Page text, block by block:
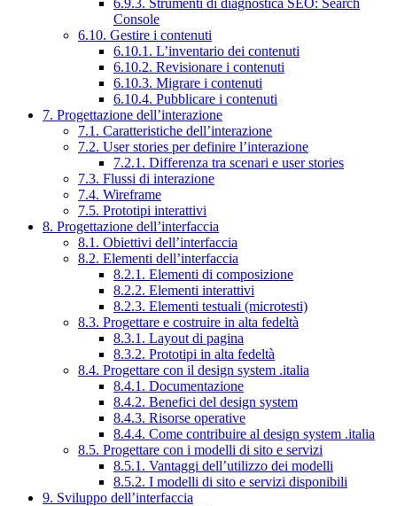
6.9.3. Strumenti di diagnostica SEO: Search
Console
6.10. Gestire i contenuti
6.10.1. L’inventario dei contenuti
6.10.2. Revisionare i contenuti
6.10.3. Migrare i contenuti
6.10.4. Pubblicare i contenuti
7. Progettazione dell’interazione
7.1. Caratteristiche dell’interazione
7.2. User stories per definire l’interazione
7.2.1. Differenza tra scenari e user stories
7.3. Flussi di interazione
7.4. Wireframe
7.5. Prototipi interattivi
8. Progettazione dell’interfaccia
8.1. Obiettivi dell’interfaccia
8.2. Elementi dell’interfaccia
8.2.1. Elementi di composizione
8.2.2. Elementi interattivi
8.2.3. Elementi testuali (microtesti)
8.3. Progettare e costruire in alta fedeltà
8.3.1. Layout di pagina
8.3.2. Prototipi in alta fedeltà
8.4. Progettare con il design system .italia
8.4.1. Documentazione
8.4.2. Benefici del design system
8.4.3. Risorse operative
8.4.4. Come contribuire al design system .italia
8.5. Progettare con i modelli di sito e servizi
8.5.1. Vantaggi dell’utilizzo dei modelli
8.5.2. I modelli di sito e servizi disponibili
9. Sviluppo dell’interfaccia